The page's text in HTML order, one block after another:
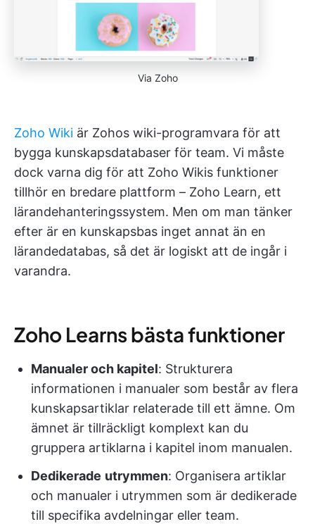
Via Zoho
Zoho Wiki är Zohos wiki-programvara för att
bygga kunskapsdatabaser för team. Vi måste
dock varna dig för att Zoho Wikis funktioner
tillhör en bredare plattform – Zoho Learn, ett
lärandehanteringssystem. Men om man tänker
efter är en kunskapsbas inget annat än en
lärandedatabas, så det är logiskt att de ingår i
varandra.
Zoho Learns bästa funktioner
Manualer och kapitel: Strukturera
informationen i manualer som består av flera
kunskapsartiklar relaterade till ett ämne. Om
ämnet är tillräckligt komplext kan du
gruppera artiklarna i kapitel inom manualen.
Dedikerade utrymmen: Organisera artiklar
och manualer i utrymmen som är dedikerade
till specifika avdelningar eller team.